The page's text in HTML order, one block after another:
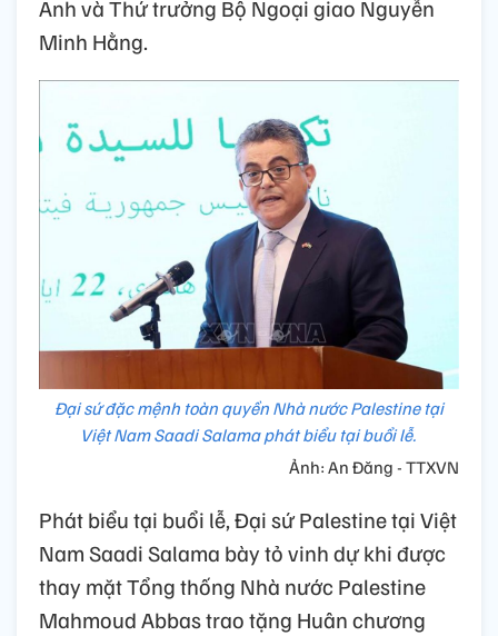
Anh và Thứ trưởng Bộ Ngoại giao Nguyễn
Minh Hằng.
Đại sứ đặc mệnh toàn quyền Nhà nước Palestine tại
Việt Nam Saadi Salama phát biểu tại buổi lễ.
Ảnh: An Đăng - TTXVN
Phát biểu tại buổi lễ, Đại sứ Palestine tại Việt
Nam Saadi Salama bày tỏ vinh dự khi được
thay mặt Tổng thống Nhà nước Palestine
Mahmoud Abbas trao tặng Huân chương